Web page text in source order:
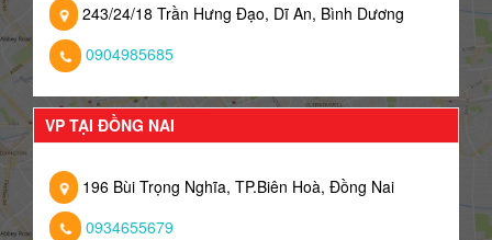
243/24/18 Trần Hưng Đạo, Dĩ An, Bình Dương
0904985685
VP TẠI ĐỒNG NAI
196 Bùi Trọng Nghĩa, TP.Biên Hoà, Đồng Nai
0934655679